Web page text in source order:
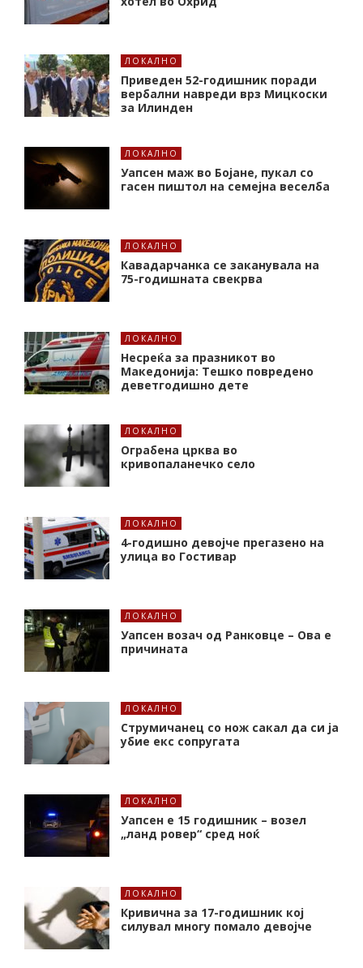
ЛОКАЛНО
Приведен 52-годишник поради
вербални навреди врз Мицкоски
за Илинден
ЛОКАЛНО
Уапсен маж во Бојане, пукал со
гасен пиштол на семејна веселба
ЛОКАЛНО
Кавадарчанка се заканувала на
75-годишната свекрва
ЛОКАЛНО
Несреќа за празникот во
Македонија: Тешко повредено
деветгодишно дете
ЛОКАЛНО
Ограбена црква во
кривопаланечко село
ЛОКАЛНО
4-годишно девојче прегазено на
улица во Гостивар
ЛОКАЛНО
Уапсен возач од Ранковце – Ова е
причината
ЛОКАЛНО
Струмичанец со нож сакал да си ја
убие екс сопругата
ЛОКАЛНО
Уапсен е 15 годишник – возел
„ланд ровер“ сред ноќ
ЛОКАЛНО
Кривична за 17-годишник кој
силувал многу помало девојче